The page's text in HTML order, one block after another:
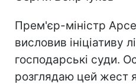
Прем'єр-міністр
висловив ініціативу
господарські суди.
розглядаю цей жест